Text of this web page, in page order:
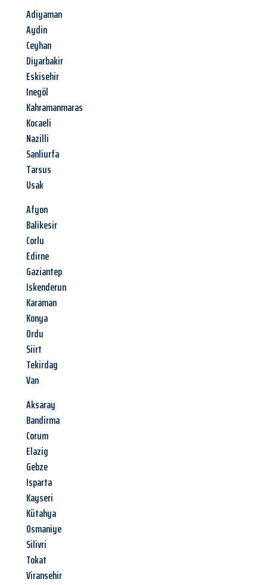
Adiyaman
Aydin
Ceyhan
Diyarbakir
Eskisehir
Inegöl
Kahramanmaras
Kocaeli
Nazilli
Sanliurfa
Tarsus
Usak
Afyon
Balikesir
Corlu
Edirne
Gaziantep
Iskenderun
Karaman
Konya
Ordu
Siirt
Tekirdag
Van
Aksaray
Bandirma
Corum
Elazig
Gebze
Isparta
Kayseri
Kütahya
Osmaniye
Silivri
Tokat
Viransehir